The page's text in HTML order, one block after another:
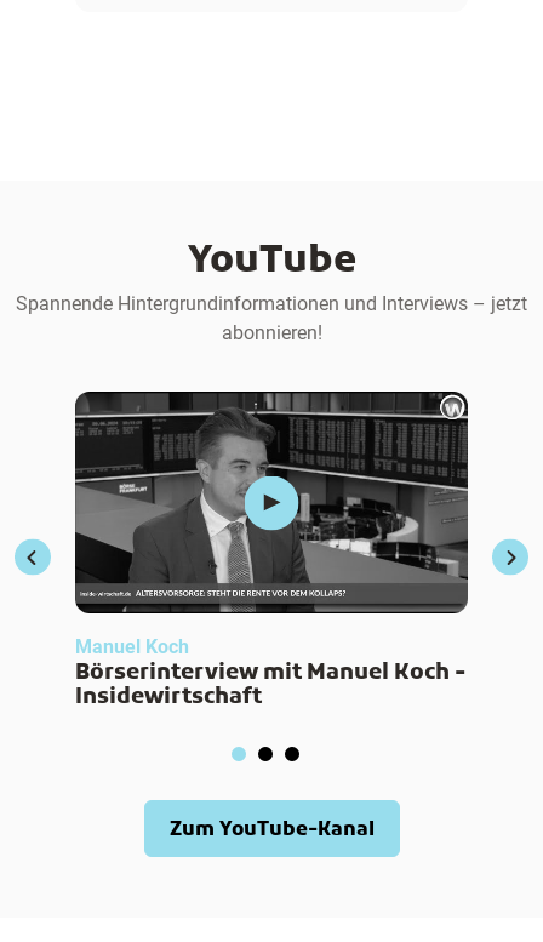
YouTube
Spannende Hintergrundinformationen und Interviews – jetzt
abonnieren!
Manuel Koch
Börserinterview mit Manuel Koch -
Insidewirtschaft
Zum YouTube-Kanal